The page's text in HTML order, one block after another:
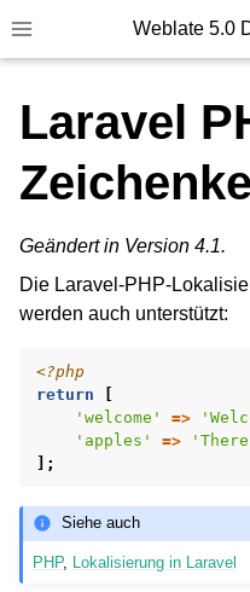
Toggle site navigation
Weblate 5.0
Laravel
Geändert in Version 4.1.
Die Laravel-PHP-
werden auch unterstützt:
<?php
return
'welcome'
=>
'apples'
=>
];
Siehe auch
PHP, Lokalisierung in Laravel